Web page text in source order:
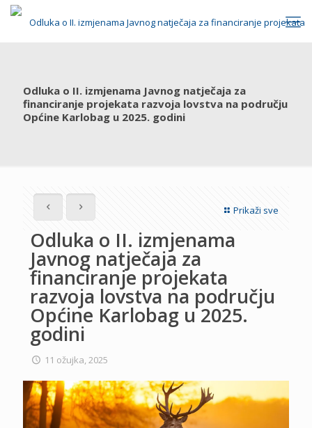
Odluka o II. izmjenama Javnog natječaja za
financiranje projekata razvoja lovstva na području
Općine Karlobag u 2025. godini
Prikaži sve
Odluka o II. izmjenama
Javnog natječaja za
financiranje projekata
razvoja lovstva na području
Općine Karlobag u 2025.
godini
11 ožujka, 2025